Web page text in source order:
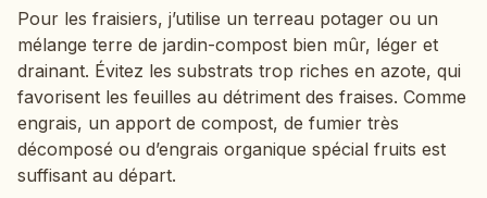
Pour les fraisiers, j’utilise un terreau potager ou un
mélange terre de jardin-compost bien mûr, léger et
drainant. Évitez les substrats trop riches en azote, qui
favorisent les feuilles au détriment des fraises. Comme
engrais, un apport de compost, de fumier très
décomposé ou d’engrais organique spécial fruits est
suffisant au départ.